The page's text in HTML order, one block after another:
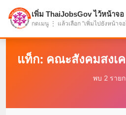
แบ่งปันโอกาส เพื่ออนาคตที่ก้า
แท็ก: คณะสังคมสงเ
พบ 2 ราย
เพิ่ม ThaiJobsGov ไว้หน้าจอ
กดเมนู ⋮ แล้วเลือก "เพิ่มไปยังหน้าจ